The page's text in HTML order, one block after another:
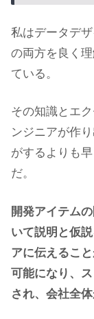
私はデータデ
の両方を良く
ている。
その知識とエ
ンジニアが作
がするよりも
だ。
開発アイテム
いて説明と仮
アに伝えるこ
可能になり、
され、会社全